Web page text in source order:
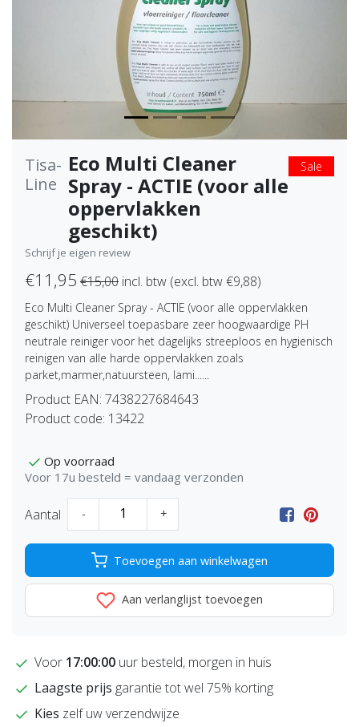
Tisa-
Line
Eco Multi Cleaner
Spray - ACTIE (voor alle
oppervlakken
geschikt)
Sale
Schrijf je eigen review
€11,95 €15,00 incl. btw (excl. btw €9,88)
Eco Multi Cleaner Spray - ACTIE (voor alle oppervlakken
geschikt) Universeel toepasbare zeer hoogwaardige PH
neutrale reiniger voor het dagelijks streeploos en hygienisch
reinigen van alle harde oppervlakken zoals
parket,marmer,natuursteen, lami......
Product EAN: 7438227684643
Product code: 13422
Op voorraad
Voor 17u besteld = vandaag verzonden
Aantal - +
Toevoegen aan winkelwagen
Aan verlanglijst toevoegen
Voor 17:00:00 uur besteld, morgen in huis
Laagste prijs garantie tot wel 75% korting
Kies zelf uw verzendwijze